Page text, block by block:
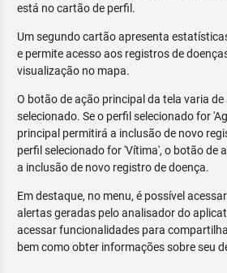
está no cartão de perfil.
Um segundo cartão apresenta
e permite acesso aos registros de
visualização no mapa.
O botão de ação principal da tela varia de
selecionado. Se o perfil selecionado for
principal permitirá a inclusão de novo
perfil selecionado for 'Vítima', o botão de
a inclusão de novo registro de doença.
Em destaque, no menu, é possível
alertas geradas pelo analisador do
acessar funcionalidades para
bem como obter informações sobre seu